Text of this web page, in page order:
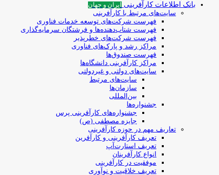
بانک اطلاعات کارآفرینی
ایران و جهان
سایت‌های مرتبط با کارآفرینی
فهرست شرکت‌های‌‌ توسعه‌ خدمات فناوری
فهرست شتاب‌دهنده‌ها‌ و فرشتگان‌ سرمایه‌گذاری
فهرست شرکت‌های خطرپذیر
مراکز رشد و پارک‌های فناوری
فهرست صندوق‌ها
مراکز کارآفرینی دانشگاه‌ها
سایت‌های دولتی و غیردولتی
سایت‌های مرتبط
سازمان‌ها
بین‌المللی
جشنواره‌ها
جشنواره‌های کارآفرینی‌ پرس
جایزه مصطفی (ص)
تعاریف مهم در حوزه کارآفرینی
تعریف کارآفرینی و کارآفرین
تعریف استارت‌آپ
انواع کارآفرینان
موفقیت در کارآفرینی
تعریف خلاقیت و نوآوری